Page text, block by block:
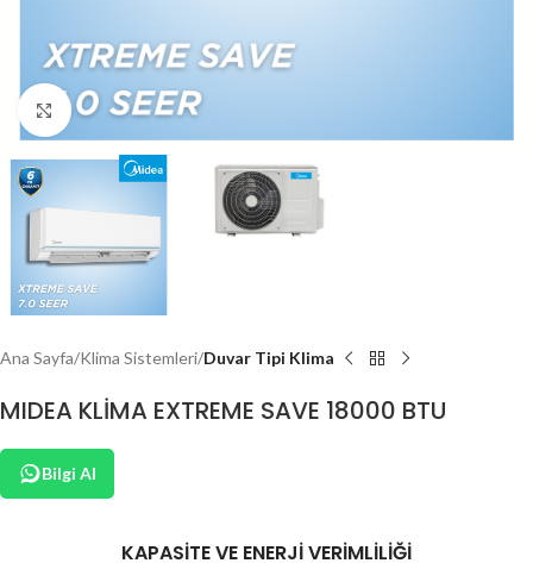
Click to enlarge
Ana Sayfa Klima Sistemleri Duvar Tipi Klima
MIDEA KLİMA EXTREME SAVE 18000 BTU
Bilgi Al
KAPASİTE VE ENERJİ VERİMLİLİĞİ